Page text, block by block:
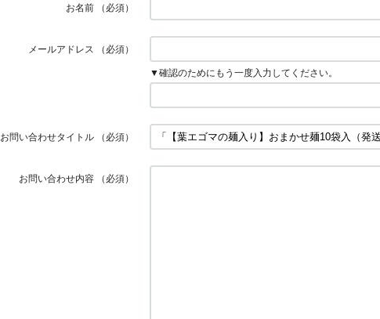
お名前 （必須）
メールアドレス
（必須）
▼確認のためにもう一度入力してください。
お問い合わせタイトル （必須）
お問い合わせ内容 （必須）